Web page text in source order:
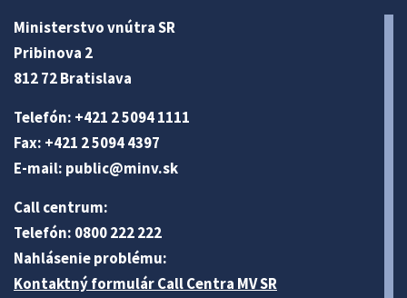
Ministerstvo vnútra SR
Pribinova 2
812 72 Bratislava
Telefón: +421 2 5094 1111
Fax: +421 2 5094 4397
E-mail: public@minv.sk
Call centrum:
Telefón: 0800 222 222
Nahlásenie problému:
Kontaktný formulár Call Centra MV SR